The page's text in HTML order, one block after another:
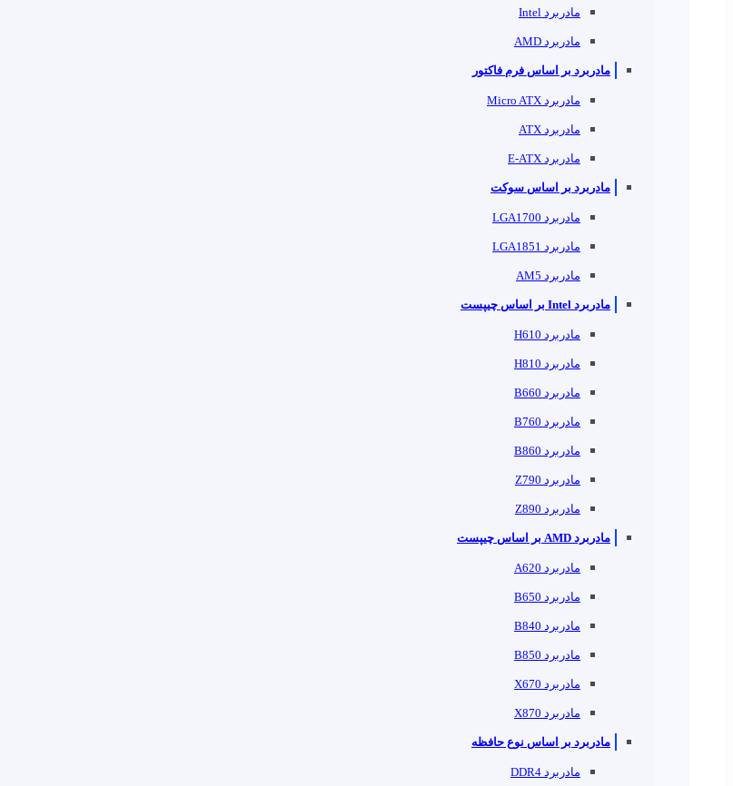
مادربرد Intel
مادربرد AMD
مادربرد بر اساس فرم فاکتور
مادربرد Micro ATX
مادربرد ATX
مادربرد E-ATX
مادربرد بر اساس سوکت
مادربرد LGA1700
مادربرد LGA1851
مادربرد AM5
مادربرد Intel بر اساس چیپست
مادربرد H610
مادربرد H810
مادربرد B660
مادربرد B760
مادربرد B860
مادربرد Z790
مادربرد Z890
مادربرد AMD بر اساس چیپست
مادربرد A620
مادربرد B650
مادربرد B840
مادربرد B850
مادربرد X670
مادربرد X870
مادربرد بر اساس نوع حافظه
مادربرد DDR4